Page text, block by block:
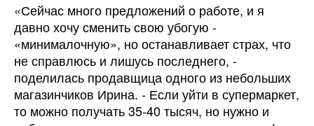
«Сейчас много предложений о работе, и я
давно хочу сменить свою убогую -
«минималочную», но останавливает страх, что
не справлюсь и лишусь последнего, -
поделилась продавщица одного из небольших
магазинчиков Ирина. - Если уйти в супермаркет,
то можно получать 35-40 тысяч, но нужно и